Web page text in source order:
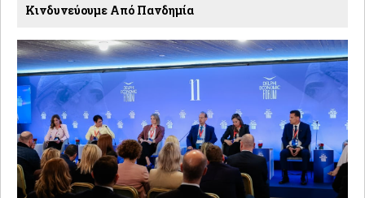
Κινδυνεύουμε Από Πανδημία